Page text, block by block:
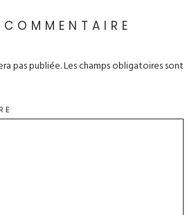
pas publiée.Les champs obligatoires sont